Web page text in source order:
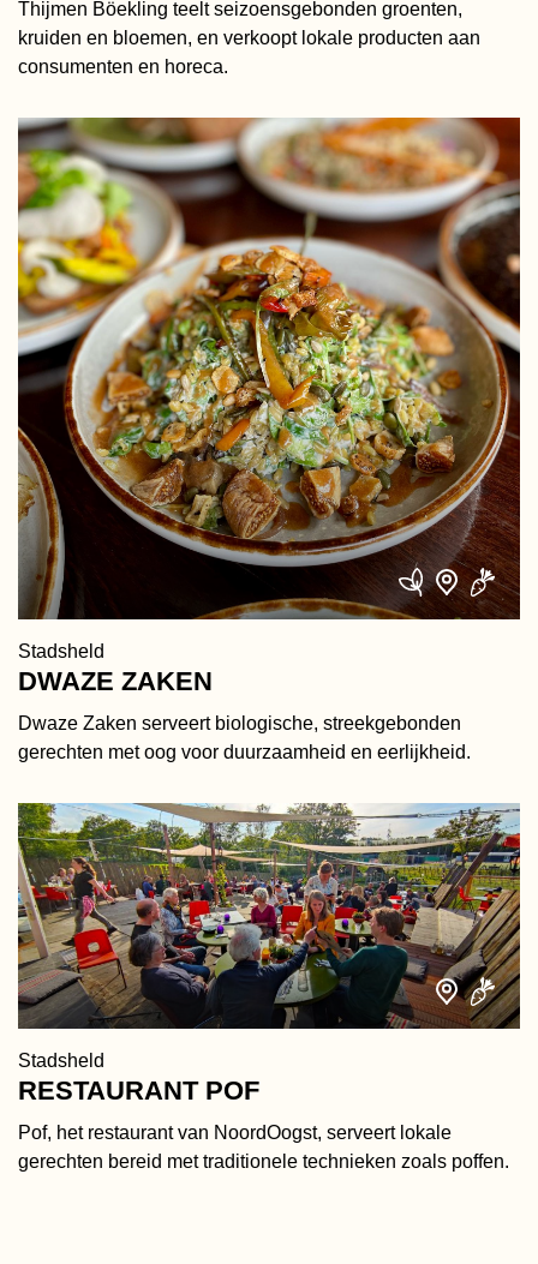
Thijmen Böekling teelt seizoensgebonden groenten,
kruiden en bloemen, en verkoopt lokale producten aan
consumenten en horeca.
Stadsheld
DWAZE ZAKEN
Dwaze Zaken serveert biologische, streekgebonden
gerechten met oog voor duurzaamheid en eerlijkheid.
Stadsheld
RESTAURANT POF
Pof, het restaurant van NoordOogst, serveert lokale
gerechten bereid met traditionele technieken zoals poffen.